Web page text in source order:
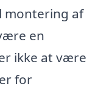
montering af
en
ikke at være
for